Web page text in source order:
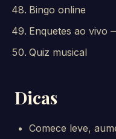
Bingo online
Enquetes ao vivo
Quiz musical
Dicas
Comece leve,